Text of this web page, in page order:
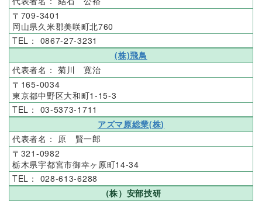
709-3401
岡山県久米郡美咲町北760
0867-27-3231
(株)飛鳥
菊川 寛治
165-0034
東京都中野区大和町1-15-3
03-5373-1711
アズマ原総業(株)
原 賢一郎
321-0982
栃木県宇都宮市御幸ヶ原町14-34
028-613-6288
（株）安部技研